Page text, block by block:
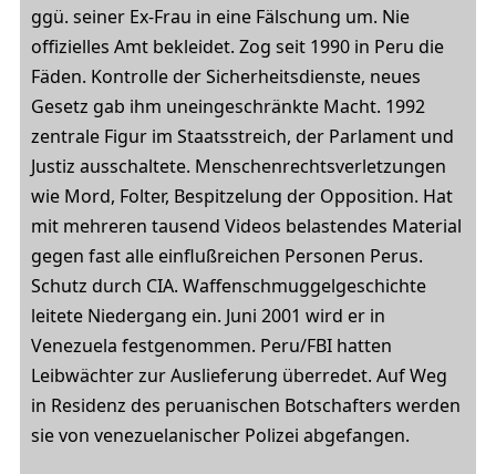
ggü. seiner Ex-Frau in eine Fälschung um. Nie
offizielles Amt bekleidet. Zog seit 1990 in Peru die
Fäden. Kontrolle der Sicherheitsdienste, neues
Gesetz gab ihm uneingeschränkte Macht. 1992
zentrale Figur im Staatsstreich, der Parlament und
Justiz ausschaltete. Menschenrechtsverletzungen
wie Mord, Folter, Bespitzelung der Opposition. Hat
mit mehreren tausend Videos belastendes Material
gegen fast alle einflußreichen Personen Perus.
Schutz durch CIA. Waffenschmuggelgeschichte
leitete Niedergang ein. Juni 2001 wird er in
Venezuela festgenommen. Peru/FBI hatten
Leibwächter zur Auslieferung überredet. Auf Weg
in Residenz des peruanischen Botschafters werden
sie von venezuelanischer Polizei abgefangen.